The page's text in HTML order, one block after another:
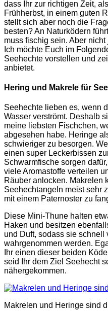
dass Ihr zur richtigen Zeit,
Frühherbst, in einem guten
stellt sich aber noch die
besten? An Naturködern
muss fischig sein. Aber
Ich möchte Euch im
Seehechte vorstellen und
anbietet.
Hering und Makrele für
Seehechte lieben es, wenn
Wasser verströmt. Deshalb
meine liebsten Fischchen,
abgesehen habe. Heringe
schwieriger zu besorgen.
einen super Leckerbissen
Schwarmfische sorgen
viele Aromastoffe verteilen
Räuber anlocken. Makrelen
Seehechtangeln meist sehr
mit einem Paternoster zu
Diese Mini-Thune halten
Haken und besitzen
und Duft, sodass sie schnell
wahrgenommen werden.
Ihr einen dieser beiden
seid Ihr dem Ziel Seehecht
nähergekommen.
Makrelen und Heringe sind